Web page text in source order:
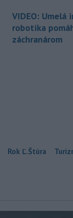
VIDEO:
robotika
záchranárom
Rok Ľ.Štúra